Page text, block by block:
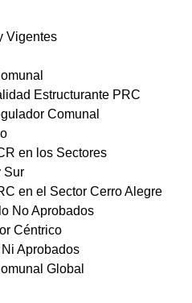
Vigentes
Estructurante PRC
Comunal
en los Sectores
Sur
en el Sector Cerro Alegre
No Aprobados
Céntrico
Aprobados
Global